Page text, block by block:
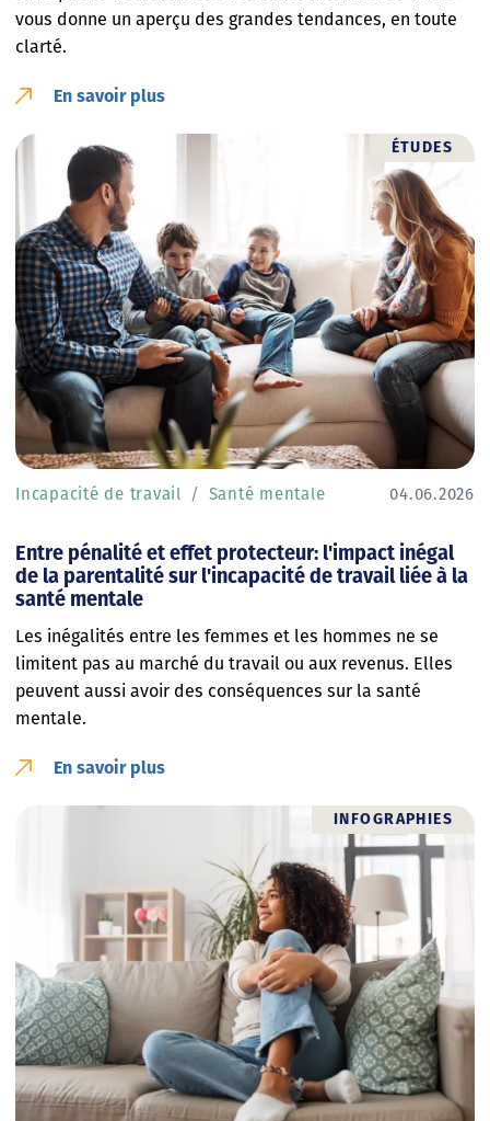
vous donne un aperçu des grandes tendances, en toute
clarté.
En savoir plus
Entre pénalité et effet protecteur: l'impact inégal
de la parentalité sur l'incapacité de travail liée à la
santé mentale
ÉTUDES
Incapacité de travail Santé mentale 04.06.2026
Les inégalités entre les femmes et les hommes ne se
limitent pas au marché du travail ou aux revenus. Elles
peuvent aussi avoir des conséquences sur la santé
mentale.
En savoir plus
INFOGRAPHIES